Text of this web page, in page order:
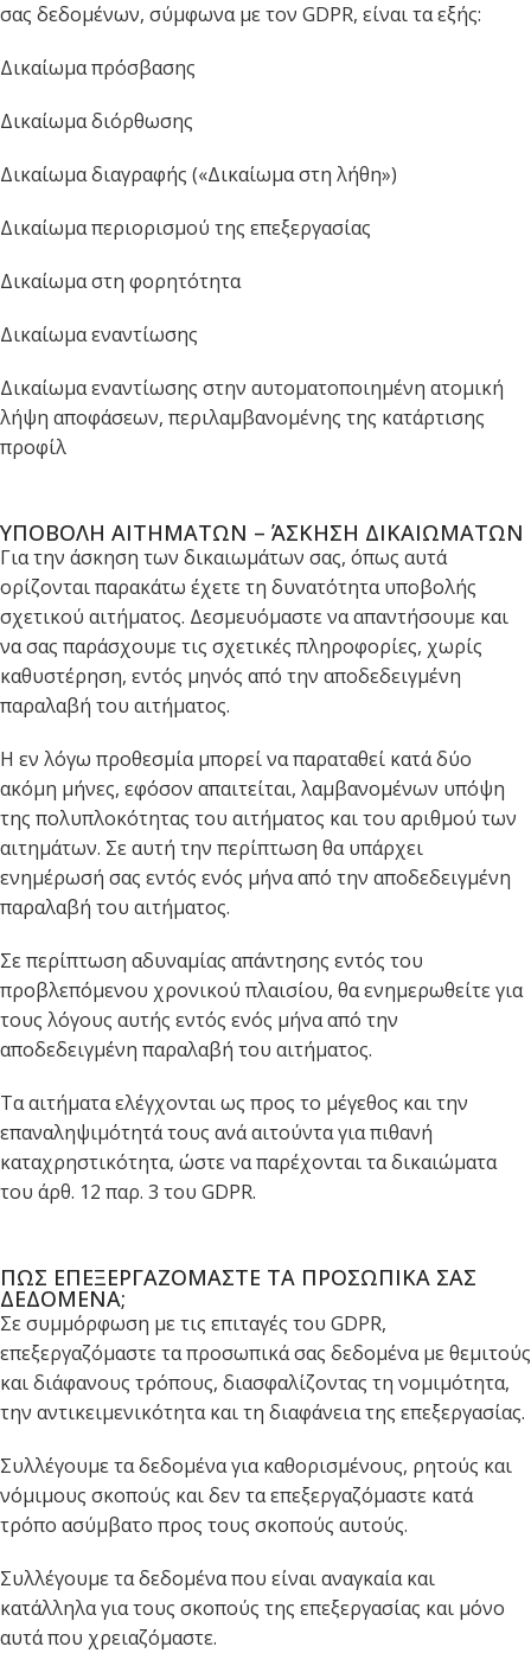
σας δεδομένων, σύμφωνα με τον GDPR, είναι τα εξής:
Δικαίωμα πρόσβασης
Δικαίωμα διόρθωσης
Δικαίωμα διαγραφής («Δικαίωμα στη λήθη»)
Δικαίωμα περιορισμού της επεξεργασίας
Δικαίωμα στη φορητότητα
Δικαίωμα εναντίωσης
Δικαίωμα εναντίωσης στην αυτοματοποιημένη ατομική
λήψη αποφάσεων, περιλαμβανομένης της κατάρτισης
προφίλ
ΥΠΟΒΟΛΗ ΑΙΤΗΜΑΤΩΝ – ΆΣΚΗΣΗ ΔΙΚΑΙΩΜΑΤΩΝ
Για την άσκηση των δικαιωμάτων σας, όπως αυτά
ορίζονται παρακάτω έχετε τη δυνατότητα υποβολής
σχετικού αιτήματος. Δεσμευόμαστε να απαντήσουμε και
να σας παράσχουμε τις σχετικές πληροφορίες, χωρίς
καθυστέρηση, εντός μηνός από την αποδεδειγμένη
παραλαβή του αιτήματος.
Η εν λόγω προθεσμία μπορεί να παραταθεί κατά δύο
ακόμη μήνες, εφόσον απαιτείται, λαμβανομένων υπόψη
της πολυπλοκότητας του αιτήματος και του αριθμού των
αιτημάτων. Σε αυτή την περίπτωση θα υπάρχει
ενημέρωσή σας εντός ενός μήνα από την αποδεδειγμένη
παραλαβή του αιτήματος.
Σε περίπτωση αδυναμίας απάντησης εντός του
προβλεπόμενου χρονικού πλαισίου, θα ενημερωθείτε για
τους λόγους αυτής εντός ενός μήνα από την
αποδεδειγμένη παραλαβή του αιτήματος.
Τα αιτήματα ελέγχονται ως προς το μέγεθος και την
επαναληψιμότητά τους ανά αιτούντα για πιθανή
καταχρηστικότητα, ώστε να παρέχονται τα δικαιώματα
του άρθ. 12 παρ. 3 του GDPR.
ΠΩΣ ΕΠΕΞΕΡΓΑΖΟΜΑΣΤΕ ΤΑ ΠΡΟΣΩΠΙΚΑ ΣΑΣ
ΔΕΔΟΜΕΝΑ;
Σε συμμόρφωση με τις επιταγές του GDPR,
επεξεργαζόμαστε τα προσωπικά σας δεδομένα με θεμιτούς
και διάφανους τρόπους, διασφαλίζοντας τη νομιμότητα,
την αντικειμενικότητα και τη διαφάνεια της επεξεργασίας.
Συλλέγουμε τα δεδομένα για καθορισμένους, ρητούς και
νόμιμους σκοπούς και δεν τα επεξεργαζόμαστε κατά
τρόπο ασύμβατο προς τους σκοπούς αυτούς.
Συλλέγουμε τα δεδομένα που είναι αναγκαία και
κατάλληλα για τους σκοπούς της επεξεργασίας και μόνο
αυτά που χρειαζόμαστε.